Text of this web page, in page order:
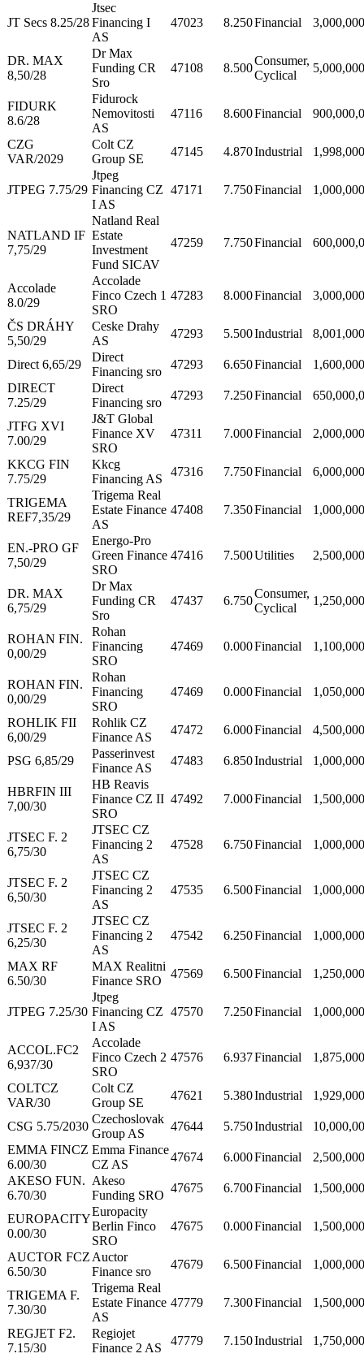
JT Secs 8.25/28
Jtsec
Financing I
AS
47023 8.250Financial
DR. MAX
8,50/28
Dr Max
Funding CR
Sro
47108 8.500
Consumer,
Cyclical
FIDURK
8.6/28
Fidurock
Nemovitosti
AS
47116 8.600Financial
CZG
VAR/2029
Colt CZ
Group SE
47145 4.870Industrial
JTPEG 7.75/29
Jtpeg
Financing CZ
I AS
47171 7.750Financial
NATLAND IF
7,75/29
Natland Real
Estate
Investment
Fund SICAV
47259 7.750Financial
Accolade
8.0/29
Accolade
Finco Czech 1
SRO
47283 8.000Financial
ČS DRÁHY
5,50/29
Ceske Drahy
AS
47293 5.500Industrial
Direct 6,65/29
Direct
Financing sro
47293 6.650Financial
DIRECT
7.25/29
Direct
Financing sro
47293 7.250Financial
JTFG XVI
7.00/29
J&T Global
Finance XV
SRO
47311 7.000Financial
KKCG FIN
7.75/29
Kkcg
Financing AS
47316 7.750Financial
TRIGEMA
REF7,35/29
Trigema Real
Estate Finance
AS
47408 7.350Financial
EN.-PRO GF
7,50/29
Energo-Pro
Green Finance
SRO
47416 7.500Utilities
DR. MAX
6,75/29
Dr Max
Funding CR
Sro
47437 6.750
Consumer,
Cyclical
ROHAN FIN.
0,00/29
Rohan
Financing
SRO
47469 0.000Financial
ROHAN FIN.
0,00/29
Rohan
Financing
SRO
47469 0.000Financial
ROHLIK FII
6,00/29
Rohlik CZ
Finance AS
47472 6.000Financial
PSG 6,85/29
Passerinvest
Finance AS
47483 6.850Industrial
HBRFIN III
7,00/30
HB Reavis
Finance CZ II
SRO
47492 7.000Financial
JTSEC F. 2
6,75/30
JTSEC CZ
Financing 2
AS
47528 6.750Financial
JTSEC F. 2
6,50/30
JTSEC CZ
Financing 2
AS
47535 6.500Financial
JTSEC F. 2
6,25/30
JTSEC CZ
Financing 2
AS
47542 6.250Financial
MAX RF
6.50/30
MAX Realitni
Finance SRO
47569 6.500Financial
JTPEG 7.25/30
Jtpeg
Financing CZ
I AS
47570 7.250Financial
ACCOL.FC2
6,937/30
Accolade
Finco Czech 2
SRO
47576 6.937Financial
COLTCZ
VAR/30
Colt CZ
Group SE
47621 5.380Industrial
CSG 5.75/2030
Czechoslovak
Group AS
47644 5.750Industrial
EMMA FINCZ
6.00/30
Emma Finance
CZ AS
47674 6.000Financial
AKESO FUN.
6.70/30
Akeso
Funding SRO
47675 6.700Financial
EUROPACITY
0.00/30
Europacity
Berlin Finco
SRO
47675 0.000Financial
AUCTOR FCZ
6.50/30
Auctor
Finance sro
47679 6.500Financial
TRIGEMA F.
7.30/30
Trigema Real
Estate Finance
AS
47779 7.300Financial
REGJET F2.
7.15/30
Regiojet
Finance 2 AS
47779 7.150Industrial